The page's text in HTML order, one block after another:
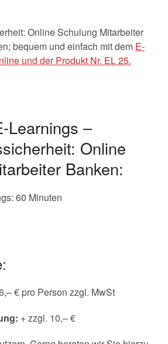
Online Schulung Mitarbeiter
bequem und einfach mit dem E-
und der Produkt Nr. EL 25.
Learnings –
Online
Banken:
60 Minuten
€ pro Person zzgl. MwSt
+ zzgl. 10,– €